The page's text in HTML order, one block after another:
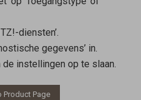
diensten’.
gegevens’ in.
de instellingen op te slaan.
Product Page